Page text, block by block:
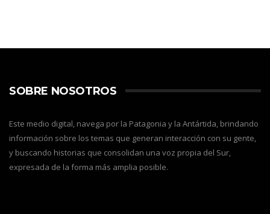
SOBRE NOSOTROS
Este medio digital, navega por la Patagonia y la Antártida, brindando
información sobre los temas que generan interacción con su gente,
y buscando historias que consolidan una voz propia del Sur,
expresada de la forma más amplia posible.